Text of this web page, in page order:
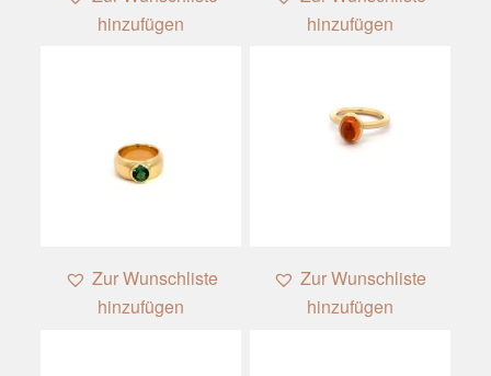
hinzufügen
hinzufügen
Zur Wunschliste
hinzufügen
Zur Wunschliste
hinzufügen